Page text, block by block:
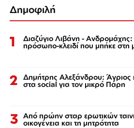
Δημοφιλή
1 Διαζύγιο Λιβάνη -
πρόσωπο-κλειδί που μπήκε στη
2 Δημήτρης Αλεξάνδρου: Άγριος
στα social για τον μικρό Πάρη
3 Από πρώην σταρ ερωτικών
οικογένεια και τη μητρότητα